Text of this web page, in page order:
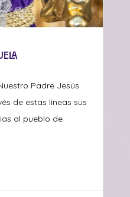
Padre Jesús
de estas líneas sus
al pueblo de